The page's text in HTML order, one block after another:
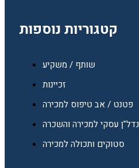
קטגוריות נוספות
שותף / משקיע
זכיינות
פטנט / אב טיפוס למכירה
נדל"ן עסקי למכירה והשכרה
סטוקים ותכולה למכירה